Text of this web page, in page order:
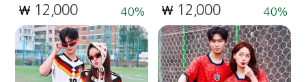
12,000 40 12,000 40